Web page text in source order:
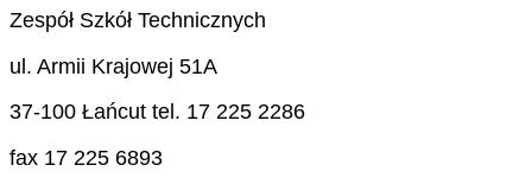
Zespół Szkół Technicznych
ul. Armii Krajowej 51A
37-100 Łańcut tel. 17 225 2286
fax 17 225 6893